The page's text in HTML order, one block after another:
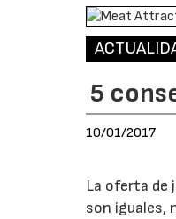
5
10/01/2017
La oferta de
son iguales,